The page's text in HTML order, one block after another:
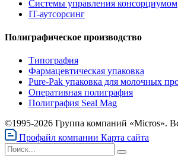
Системы управления консорциумом
IT-аутсорсинг
Полиграфическое производство
Типография
Фармацевтическая упаковка
Pure-Pak упаковка для молочных
Оперативная полиграфия
Полиграфия Seal Mag
©1995-2026 Группа компаний «Micros».
Профайл компании Карта сайта